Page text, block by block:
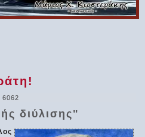
6062
διύλισης"